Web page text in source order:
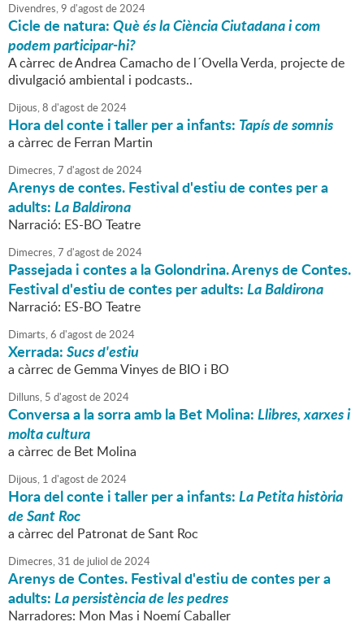
Divendres,9 d'agostde2024
Cicle de natura:Què és la Ciència Ciutadana i com
podem participar-hi?
A càrrec de Andrea Camacho de l´Ovella Verda, projecte de
divulgació ambiental i podcasts..
Dijous,8 d'agostde2024
Hora del conte i taller per a infants: Tapís de somnis
a càrrec de Ferran Martin
Dimecres,7 d'agostde2024
Arenys de contes. Festival d'estiu de contes per a
adults:La Baldirona
Narració: ES-BO Teatre
Dimecres,7 d'agostde2024
Passejada i contes a la Golondrina. Arenys de Contes.
Festival d'estiu de contes per adults:La Baldirona
Narració: ES-BO Teatre
Dimarts,6 d'agostde2024
Xerrada:Sucs d'estiu
a càrrec de Gemma Vinyes de BIO i BO
Dilluns, 5 d'agostde2024
Conversa a la sorra amb la Bet Molina:Llibres, xarxes i
molta cultura
a càrrec de Bet Molina
Dijous, 1 d'agostde2024
Hora del conte i taller per a infants:La Petita història
de Sant Roc
a càrrec del Patronat de Sant Roc
Dimecres,31 de juliol de2024
Arenys de Contes. Festival d'estiu de contes per a
adults:La persistència de les pedres
Narradores: Mon Mas i Noemí Caballer